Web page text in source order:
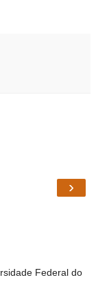
›
Federal do